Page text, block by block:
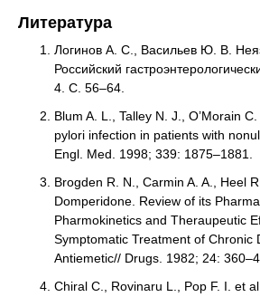
Литература
Логинов А. С., Васильев Ю. В.
Российский
4. С. 56–64.
Blum A. L., Talley N. J., O’Morain
pylori infection in patients with
Engl. Med. 1998; 339: 1875–1881.
Brogden R. N., Carmin A. A., Heel
Domperidone. Review of its
Pharmokinetics and Theraupeutic
Symptomatic Treatment of Chronic
Antiemetic// Drugs. 1982; 24:
Chiral C., Rovinaru L., Pop F. I. et